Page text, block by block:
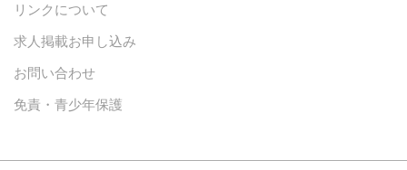
リンクについて
求人掲載お申し込み
お問い合わせ
免責・青少年保護